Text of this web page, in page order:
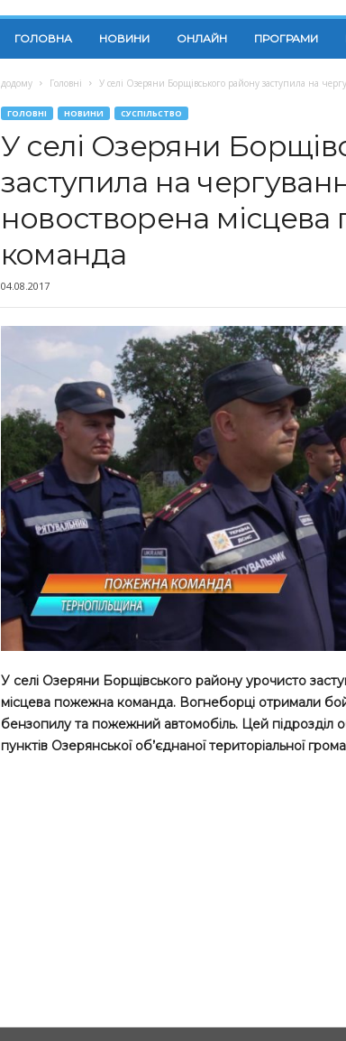
ГОЛОВНА НОВИНИ ОНЛАЙН ПРОГРАМИ
додому Головні У селі Озеряни Борщівського району заступила на
ГОЛОВНІ НОВИНИ СУСПІЛЬСТВО
У селі Озеряни
заступила на
новостворена
команда
04.08.2017
У селі Озеряни Борщівського району урочисто
місцева пожежна команда. Вогнеборці отримали
бензопилу та пожежний автомобіль. Цей підрозділ
пунктів Озерянської об’єднаної територіальної